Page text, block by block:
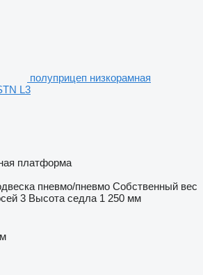
полуприцеп низкорамная
L3
платформа
пневмо/пневмо Собственный вес
3 Высота седла 1 250 мм